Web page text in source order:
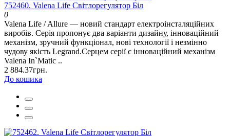
752460. Valena Life Світлорегулятор Біл
0
Valena Life / Allure — новий стандарт електроінсталяційних
виробів. Серія пропонує два варіанти дизайну, інноваційний
механізм, зручний функціонал, нові технології і незмінно
чудову якість Legrand.Серцем серії є інноваційний механізм
Valena In`Matic ..
2 884.37грн.
До кошика